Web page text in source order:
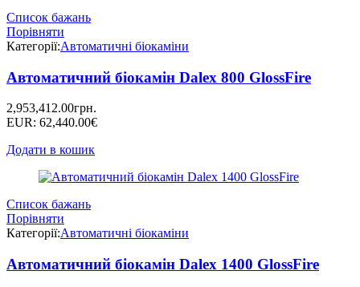
Список бажань
Порівняти
Категорії:Автоматичні біокаміни
Автоматичний біокамін Dalex 800 GlossFire
2,953,412.00грн.
EUR: 62,440.00€
Додати в кошик
Список бажань
Порівняти
Категорії:Автоматичні біокаміни
Автоматичний біокамін Dalex 1400 GlossFire